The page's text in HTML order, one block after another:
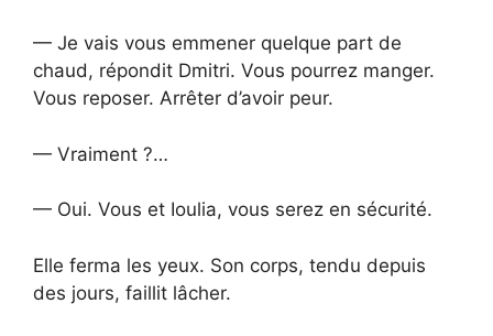
— Je vais vous emmener quelque part de
chaud, répondit Dmitri. Vous pourrez manger.
Vous reposer. Arrêter d’avoir peur.
— Vraiment ?…
— Oui. Vous et Ioulia, vous serez en sécurité.
Elle ferma les yeux. Son corps, tendu depuis
des jours, faillit lâcher.